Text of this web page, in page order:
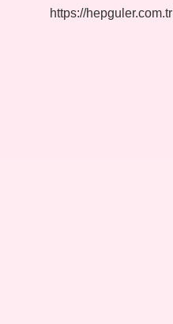
https://hepguler.com.tr